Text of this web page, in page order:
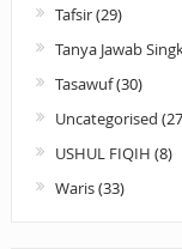
Tafsir(29)
Tanya Jawab
Tasawuf(30)
Uncategorised
USHUL FIQIH (8)
Waris(33)